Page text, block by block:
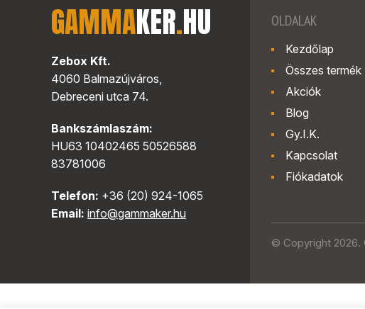
GAMMAKER.HU
Zebox Kft.
4060 Balmazújváros,
Debreceni utca 74.
Bankszámlaszám:
HU63 10402465 50526588
83781006
Telefon: +36 (20) 924-1065
Email: info@gammaker.hu
OLDALAK
Kezdőlap
Összes termék
Akciók
Blog
Gy.I.K.
Kapcsolat
Fiókadatok
© Copyright 2026.